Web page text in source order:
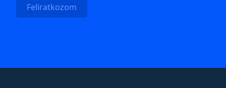
Feliratkozom